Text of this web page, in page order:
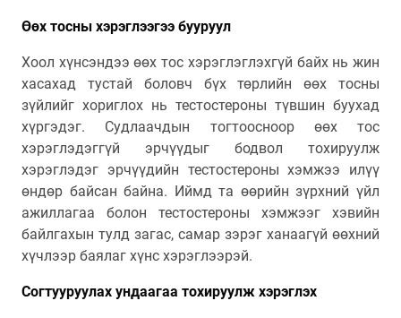
Өөх тосны хэрэглээгээ бууруул
Хоол хүнсэндээ өөх тос хэрэглэглэхгүй байх нь жин
хасахад тустай боловч бүх төрлийн өөх тосны
зүйлийг хориглох нь тестостероны түвшин буухад
хүргэдэг. Судлаачдын тогтоосноор өөх тос
хэрэглэдэггүй эрчүүдыг бодвол тохируулж
хэрэглэдэг эрчүүдийн тестостероны хэмжээ илүү
өндөр байсан байна. Иймд та өөрийн зүрхний үйл
ажиллагаа болон тестостероны хэмжээг хэвийн
байлгахын тулд загас, самар зэрэг ханаагүй өөхний
хүчлээр баялаг хүнс хэрэглээрэй.
Согтууруулах ундаагаа тохируулж хэрэглэх